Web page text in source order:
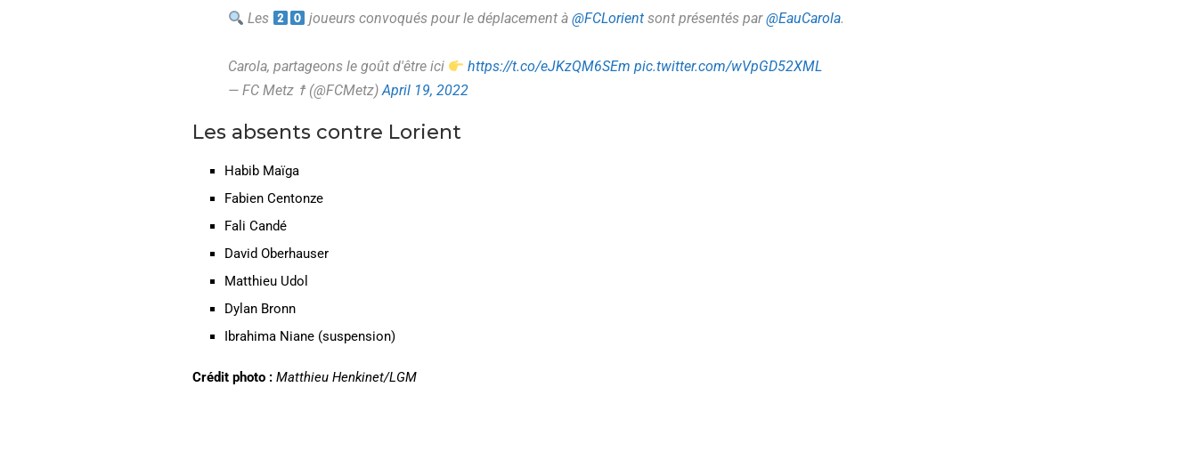
Les joueurs convoqués pour le déplacement à @FCLorientsont présentés par@EauCarola.
Carola, partageons le goût d'être ici https://t.co/eJKzQM6SEm pic.twitter.com/wVpGD52XML
— FC Metz ☨ (@FCMetz)April 19, 2022
Les absents contre Lorient
Habib Maïga
Fabien Centonze
Fali Candé
David Oberhauser
Matthieu Udol
Dylan Bronn
Ibrahima Niane (suspension)
Crédit photo : Matthieu Henkinet/LGM